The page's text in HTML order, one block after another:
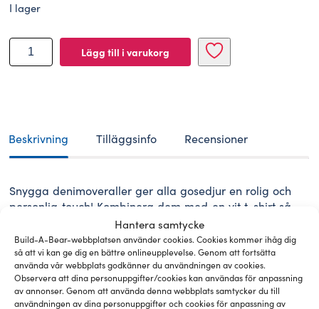
Hantera samtycke
Build-A-Bear-webbplatsen använder cookies. Cookies kommer ihåg dig
så att vi kan ge dig en bättre onlineupplevelse. Genom att fortsätta
använda vår webbplats godkänner du användningen av cookies.
Observera att dina personuppgifter/cookies kan användas för anpassning
av annonser. Genom att använda denna webbplats samtycker du till
användningen av dina personuppgifter och cookies för anpassning av
I lager
BUILD-
A-
Lägg till i varukorg
Beskrivning Tilläggsinfo Recensioner
Snygga denimoveraller ger alla gosedjur en rolig och
personlig touch! Kombinera dem med en vit t-shirt så
är din bedårande kompis redo för lekstund.
Relaterade pälsklingar och